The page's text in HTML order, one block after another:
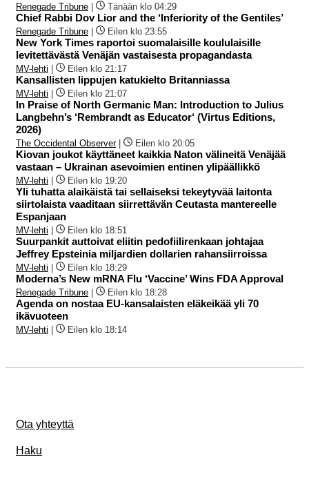
Renegade Tribune Tänään klo 04:29
Chief Rabbi Dov Lior and the ‘Inferiority of the Gentiles’
Renegade Tribune Eilen klo 23:55
New York Times raportoi suomalaisille koululaisille
levitettävästä Venäjän vastaisesta propagandasta
MV-lehti Eilen klo 21:17
Kansallisten lippujen katukielto Britanniassa
MV-lehti Eilen klo 21:07
In Praise of North Germanic Man: Introduction to Julius
Langbehn’s ‘Rembrandt as Educator‘ (Virtus Editions,
2026)
The Occidental Observer| Eilen klo 20:05
Kiovan joukot käyttäneet kaikkia Naton välineitä Venäjää
vastaan – Ukrainan asevoimien entinen ylipäällikkö
MV-lehti Eilen klo 19:20
Yli tuhatta alaikäistä tai sellaiseksi tekeytyvää laitonta
siirtolaista vaaditaan siirrettävän Ceutasta mantereelle
Espanjaan
MV-lehti Eilen klo 18:51
Suurpankit auttoivat eliitin pedofiilirenkaan johtajaa
Jeffrey Epsteinia miljardien dollarien rahansiirroissa
MV-lehti Eilen klo 18:29
Moderna’s New mRNA Flu ‘Vaccine’ Wins FDA Approval
Renegade Tribune Eilen klo 18:28
Agenda on nostaa EU-kansalaisten eläkeikää yli 70
ikävuoteen
MV-lehti Eilen klo 18:14
Ota yhteyttä
Haku